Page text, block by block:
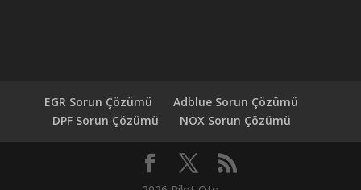
EGR Sorun Çözümü
Adblue Sorun Çözümü
DPF Sorun Çözümü
NOX Sorun Çözümü